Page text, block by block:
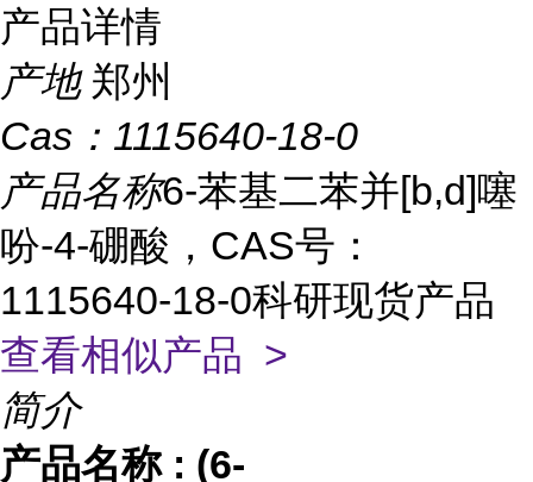
产品详情
产地 郑州
Cas： 1115640-18-0
产品名称6-苯基二苯并[b,d]噻
吩-4-硼酸，CAS号：
1115640-18-0科研现货产品
查看相似产品 >
简介
产品名称 : (6-